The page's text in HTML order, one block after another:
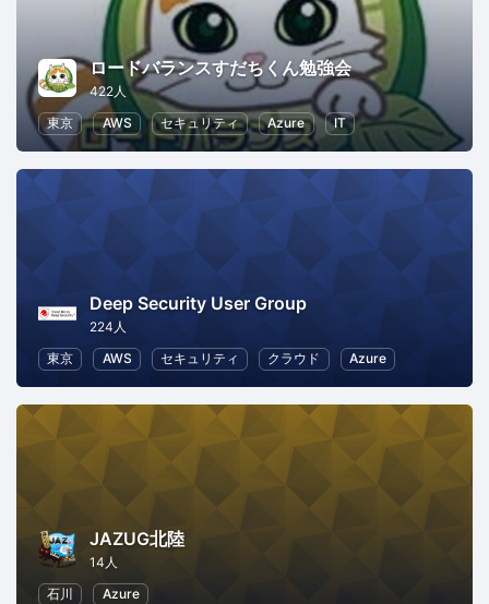
ロードバランスすだちくん勉強会
422人
東京
AWS セキュリティ Azure IT
Deep Security User Group
224人
東京
AWS セキュリティ クラウド Azure
JAZUG北陸
14人
石川
Azure